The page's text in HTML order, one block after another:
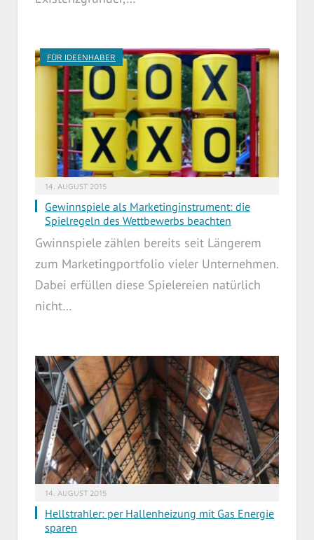
FÜR IDEENHABER
14. AUGUST 2015
Gewinnspiele als Marketinginstrument: die
Spielregeln des Wettbewerbs beachten
Gwinnspiele zählen bereits seit Längerem
zum Marketingportfolio vieler Unternehmen.
Dabei erfüllen diese Spielereien natürlich
nicht…
14. AUGUST 2015
Hellstrahler: per Hallenheizung mit Gas Energie
sparen